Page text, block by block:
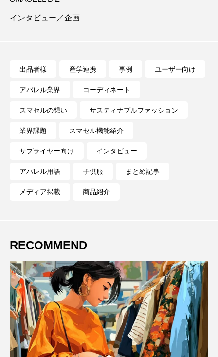
インタビュー／企画
出品者様 産学連携 事例 ユーザー向け
アパレル業界 コーディネート
スマセルの想い サスティナブルファッション
業界課題 スマセル機能紹介
サプライヤー向け インタビュー
アパレル用語 子供服 まとめ記事
メディア掲載 商品紹介
RECOMMEND